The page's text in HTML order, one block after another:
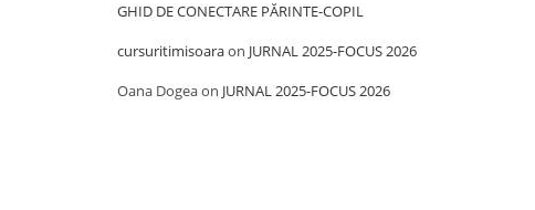
GHID DE CONECTARE PĂRINTE-COPIL
cursuritimisoaraon JURNAL 2025-FOCUS 2026
Oana Dogeaon JURNAL 2025-FOCUS 2026